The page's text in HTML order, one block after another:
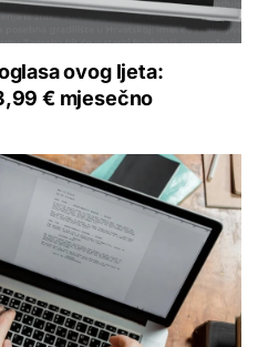
ovog ljeta:
€ mjesečno